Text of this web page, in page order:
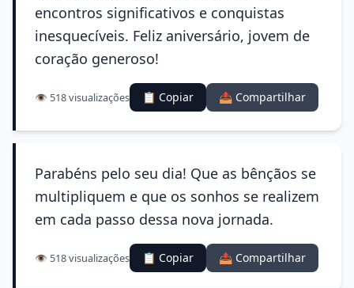
encontros significativos e conquistas
inesquecíveis. Feliz aniversário, jovem de
coração generoso!
👁️ 518 visualizações 📋 Copiar 📤 Compartilhar
Parabéns pelo seu dia! Que as bênçãos se
multipliquem e que os sonhos se realizem
em cada passo dessa nova jornada.
👁️ 518 visualizações 📋 Copiar 📤 Compartilhar